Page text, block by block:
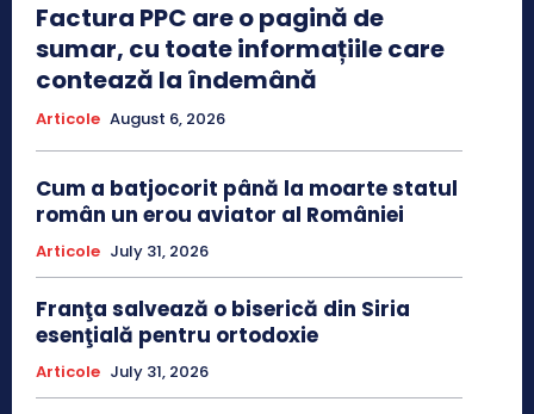
Factura PPC are o pagină de
sumar, cu toate informațiile care
contează la îndemână
Articole August 6, 2026
Cum a batjocorit până la moarte statul
român un erou aviator al României
Articole July 31, 2026
Franţa salvează o biserică din Siria
esenţială pentru ortodoxie
Articole July 31, 2026